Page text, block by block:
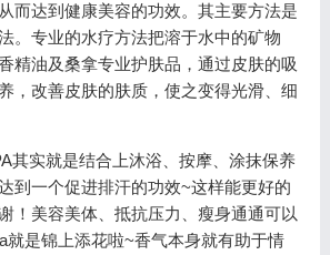
而达到健康美容的功效。其主要方法是
。专业的水疗方法把溶于水中的矿物
精油及桑拿专业护肤品，通过皮肤的吸
，改善皮肤的肤质，使之变得光滑、细
其实就是结合上沐浴、按摩、涂抹保养
到一个促进排汗的功效~这样能更好的
！美容美体、抵抗压力、瘦身通通可以
就是锦上添花啦~香气本身就有助于情